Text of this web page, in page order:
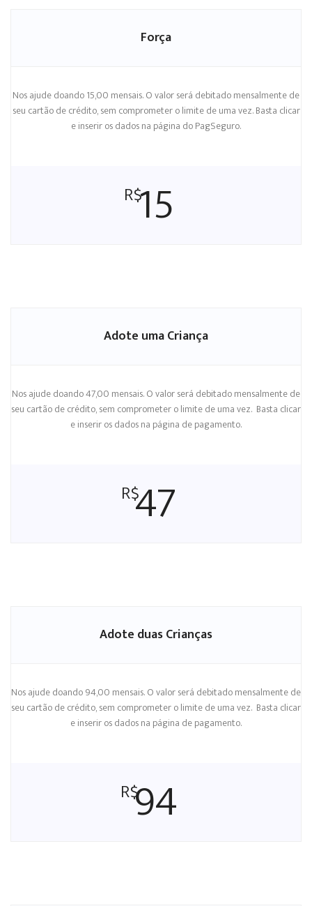
Força
Nos ajude doando 15,00 mensais. O valor será debitado mensalmente de
seu cartão de crédito, sem comprometer o limite de uma vez. Basta clicar
e inserir os dados na página do PagSeguro.
R$15
Adote uma Criança
Nos ajude doando 47,00 mensais. O valor será debitado mensalmente de
seu cartão de crédito, sem comprometer o limite de uma vez. Basta clicar
e inserir os dados na página de pagamento.
R$47
Adote duas Crianças
Nos ajude doando 94,00 mensais. O valor será debitado mensalmente de
seu cartão de crédito, sem comprometer o limite de uma vez. Basta clicar
e inserir os dados na página de pagamento.
R$94